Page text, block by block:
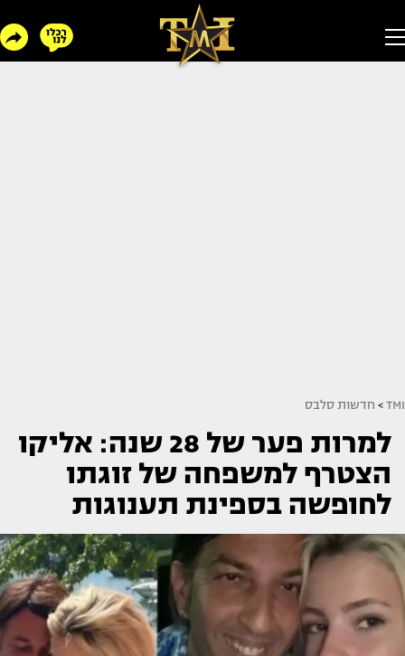
TMI
> חדשות סלבס
למרות פער של 28 שנה: אליקו
הצטרף למשפחה של זוגתו
לחופשה בספינת תענוגות